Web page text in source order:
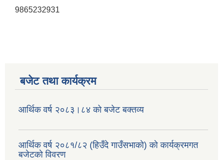
9865232931
बजेट तथा कार्यक्रम
आर्थिक वर्ष २०८३।८४ को बजेट बक्तव्य
आर्थिक वर्ष २०८१/८२ (हिउँदे गाउँसभाको) को कार्यक्रमगत
बजेटको विवरण